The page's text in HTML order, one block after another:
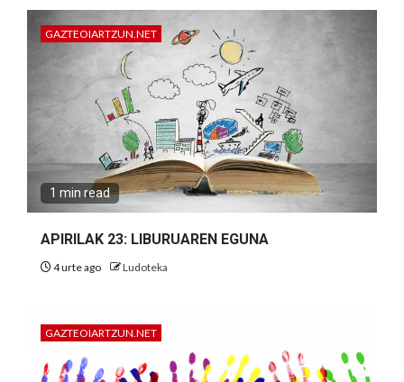
GAZTEOIARTZUN.NET
1 min read
APIRILAK 23: LIBURUAREN EGUNA
4 urte ago Ludoteka
GAZTEOIARTZUN.NET